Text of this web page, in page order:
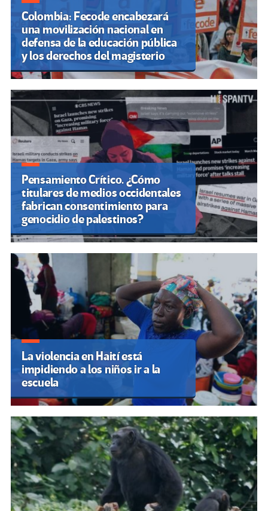
Colombia: Fecode encabezará
una movilización nacional en
defensa de la educación pública
y los derechos del magisterio
Pensamiento Crítico. ¿Cómo
titulares de medios occidentales
fabrican consentimiento para
genocidio de palestinos?
La violencia en Haití está
impidiendo a los niños ir a la
escuela